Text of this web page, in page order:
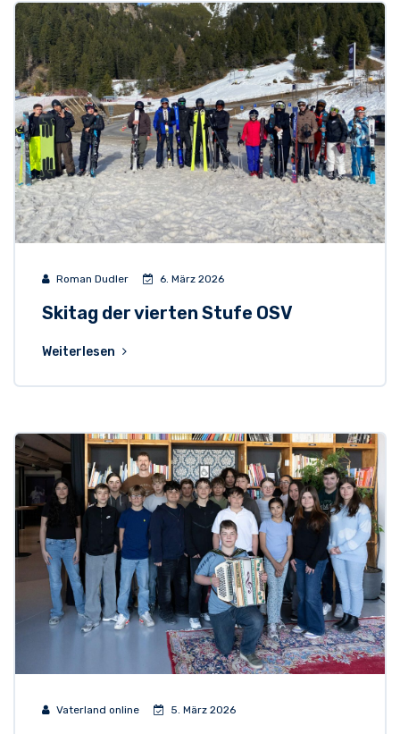
Roman Dudler 6. März 2026
Skitag der vierten Stufe OSV
Weiterlesen
Vaterland online 5. März 2026